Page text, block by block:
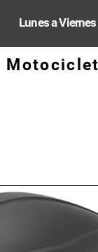
Lunes a